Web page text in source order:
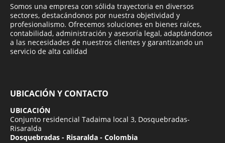
Somos una empresa con sólida trayectoria en diversos
sectores, destacándonos por nuestra objetividad y
profesionalismo. Ofrecemos soluciones en bienes raíces,
contabilidad, administración y asesoría legal, adaptándonos
a las necesidades de nuestros clientes y garantizando un
servicio de alta calidad
UBICACIÓN Y CONTACTO
UBICACIÓN
Conjunto residencial Tadaima local 3, Dosquebradas-
Risaralda
Dosquebradas - Risaralda - Colombia